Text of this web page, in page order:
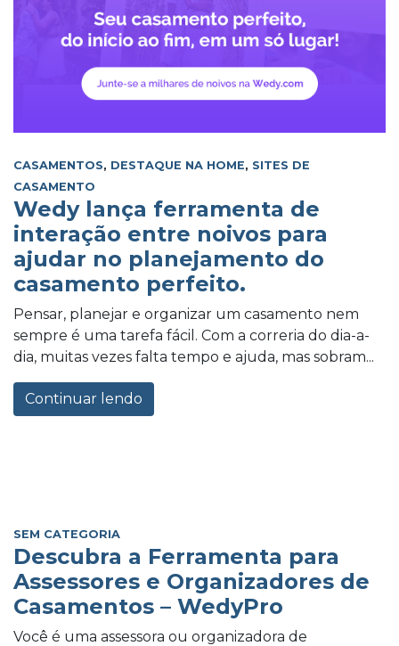
CASAMENTOS, DESTAQUE NA HOME, SITES DE
CASAMENTO
Wedy lança ferramenta de
interação entre noivos para
ajudar no planejamento do
casamento perfeito.
Pensar, planejar e organizar um casamento nem
sempre é uma tarefa fácil. Com a correria do dia-a-
dia, muitas vezes falta tempo e ajuda, mas sobram...
Continuar lendo
SEM CATEGORIA
Descubra a Ferramenta para
Assessores e Organizadores de
Casamentos – WedyPro
Você é uma assessora ou organizadora de